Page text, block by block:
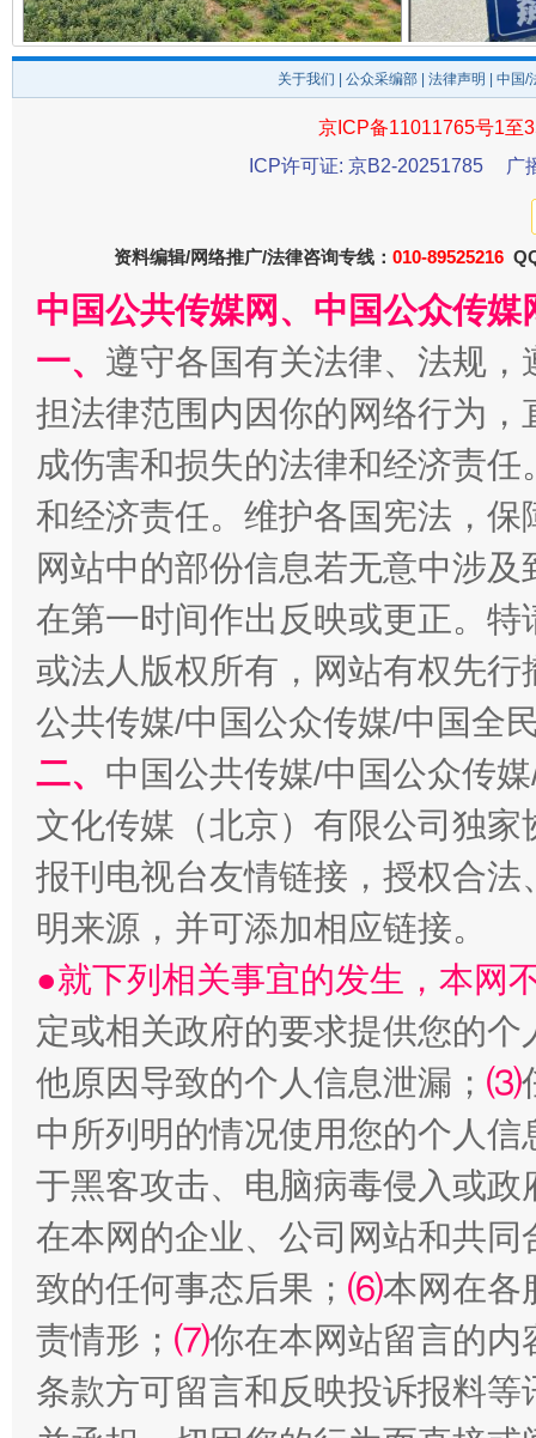
以产业富民促振兴 酒驾
从幼儿园到大学，有这些资助 “
事关残疾人未来5年
规模最大的光氢储一体化项目 走
镜头丨大暑三秋近 山西：
关于我们 公众采编部 法律声明 | 中国
京ICP备11011765号1至
ICP许可证: 京B2-20251785
广
资料编辑/网络推广/法律咨询专线： 010-89525216
中国公共传媒网、中国公众传
一、 遵守各国有关法律、法规
担法律范围内因你的网络行为
成伤害和损失的法律和经济责
和经济责任。维护各国宪法，
网站中的部份信息若无意中涉
在第一时间作出反映或更正。
或法人版权所有，网站有权先
公共传媒/中国公众传媒/中国全
二、 中国公共传媒/中国公众传
文化传媒（北京）有限公司独
报刊电视台友情链接，授权合
明来源，并可添加相应链接。
●就下列相关事宜的发生，本网
定或相关政府的要求提供您的个
他原因导致的个人信息泄漏； ⑶
中所列明的情况使用您的个人
于黑客攻击、电脑病毒侵入或
在本网的企业、公司网站和共
致的任何事态后果； ⑹本网在各
责情形； ⑺你在本网站留言的内
条款方可留言和反映投诉报料